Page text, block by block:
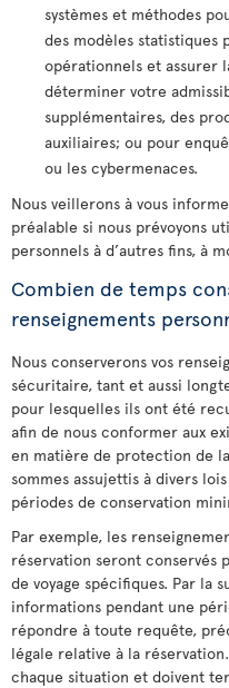
systèmes et méthodes
des modèles statistiques
opérationnels et assurer
déterminer votre
supplémentaires, des
auxiliaires; ou pour
ou les cybermenaces.
Nous veillerons à vous
préalable si nous prévoyons
personnels à d’autres fins, à
Combien de temps
renseignements
Nous conserverons vos
sécuritaire, tant et aussi
pour lesquelles ils ont été
afin de nous conformer aux
en matière de protection de
sommes assujettis à divers
périodes de conservation
Par exemple, les
réservation seront conservés
de voyage spécifiques. Par la
informations pendant une
répondre à toute requête,
légale relative à la
chaque situation et doivent